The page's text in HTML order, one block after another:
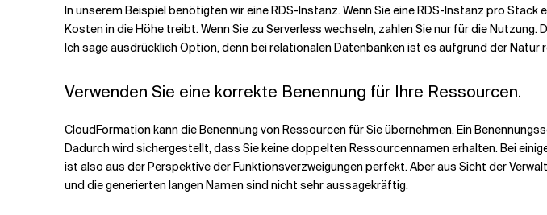
In unserem Beispiel benötigten wir eine RDS-Instanz. Wenn Sie eine RDS-Instanz pro
Kosten in die Höhe treibt. Wenn Sie zu Serverless wechseln, zahlen Sie nur für die
Ich sage ausdrücklich Option, denn bei relationalen Datenbanken ist es aufgrund der
Verwenden Sie eine korrekte Benennung für Ihre Ressourcen.
CloudFormation kann die Benennung von Ressourcen für Sie übernehmen. Ein
Dadurch wird sichergestellt, dass Sie keine doppelten Ressourcennamen erhalten. Bei
ist also aus der Perspektive der Funktionsverzweigungen perfekt. Aber aus Sicht der
und die generierten langen Namen sind nicht sehr aussagekräftig.